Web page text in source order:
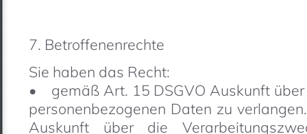
7. Betroffenenrechte
Sie haben das Recht:
• gemäß Art. 15 DSGVO Auskunft über
personenbezogenen Daten zu
Auskunft über die